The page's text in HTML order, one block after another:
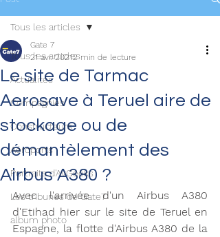
Tous les articles
Actualités
Compagnies
Constructeurs
Aéroports
Portraits d'AvGeeks
Les tribunes de Gate7
album photo
Tous les articles
Le site de Tarmac
Aerosave à Teruel aire de
stockage ou de
démantèlement des
Airbus A380 ?
Gate 7
21 avr. 20212 min de lecture
Avec l'arrivée d'un Airbus A380
d'Etihad hier sur le site de Teruel en
Espagne, la flotte d'Airbus A380 de la